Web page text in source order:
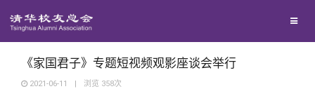
地区联络
回馈母校
《家国君子》专题短视频观影座谈会举行
2021-06-11 | 浏览 358次